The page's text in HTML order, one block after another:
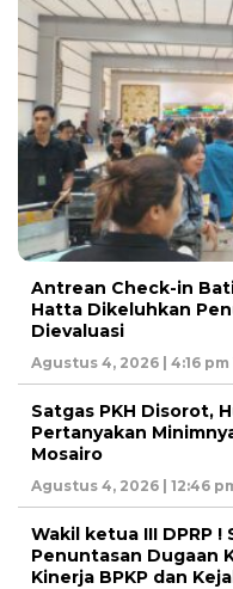
Antrean Check-in
Hatta Dikeluhkan
Dievaluasi
Agustus 4, 2026 | 4:16 pm
Satgas PKH Disorot,
Pertanyakan
Mosairo
Agustus 4, 2026 | 12:46
Wakil ketua III DPRP
Penuntasan Dugaan
Kinerja BPKP dan